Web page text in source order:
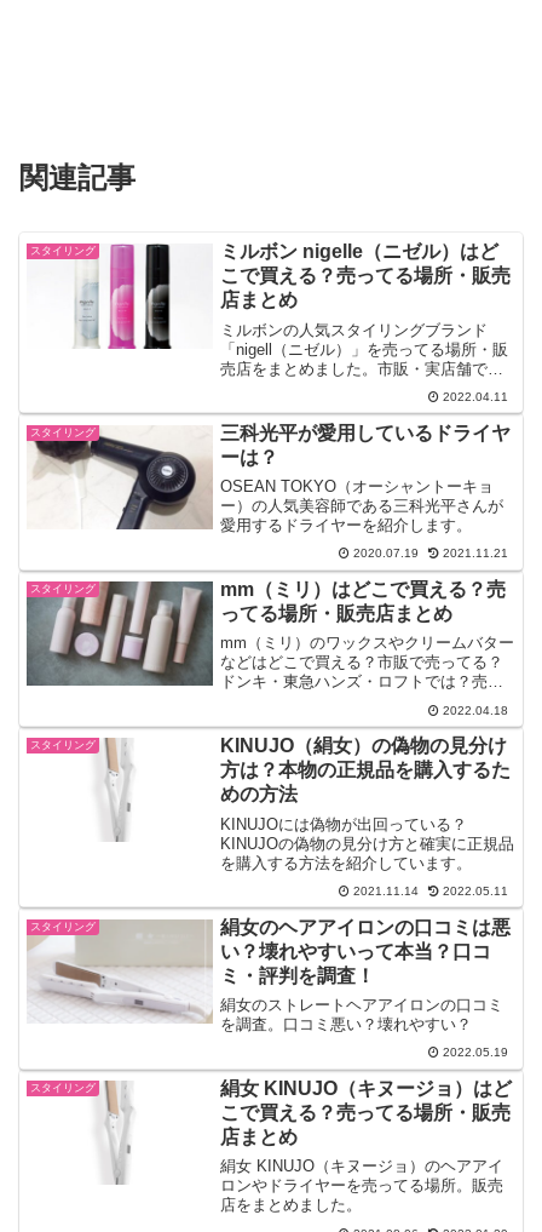
関連記事
スタイリング
ミルボン nigelle（ニゼル）はど
こで買える？売ってる場所・販売
店まとめ
ミルボンの人気スタイリングブランド
「nigell（ニゼル）」を売ってる場所・販
売店をまとめました。市販・実店舗で売
ってる？ドンキ・東急ハンズ・ロフトで
は？ドラッグストアは？おすすめのネッ
ト通販サイトなど）。
2022.04.11
スタイリング
三科光平が愛用しているドライヤ
ーは？
OSEAN TOKYO（オーシャントーキョ
ー）の人気美容師である三科光平さんが
愛用するドライヤーを紹介します。
2020.07.19 2021.11.21
スタイリング
mm（ミリ）はどこで買える？売
ってる場所・販売店まとめ
mm（ミリ）のワックスやクリームバター
などはどこで買える？市販で売ってる？
ドンキ・東急ハンズ・ロフトでは？売っ
2022.04.18
スタイリング
KINUJO（絹女）の偽物の見分け
方は？本物の正規品を購入するた
めの方法
KINUJOには偽物が出回っている？
KINUJOの偽物の見分け方と確実に正規品
を購入する方法を紹介しています。
2021.11.14 2022.05.11
スタイリング
絹女のヘアアイロンの口コミは悪
い？壊れやすいって本当？口コ
ミ・評判を調査！
絹女のストレートヘアアイロンの口コミ
を調査。口コミ悪い？壊れやすい？
2022.05.19
スタイリング
絹女 KINUJO（キヌージョ）はど
こで買える？売ってる場所・販売
店まとめ
絹女 KINUJO（キヌージョ）のヘアアイ
ロンやドライヤーを売ってる場所。販売
店をまとめました。